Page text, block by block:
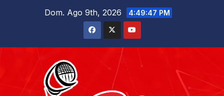
Dom. Ago 9th, 2026 4:49:48 PM